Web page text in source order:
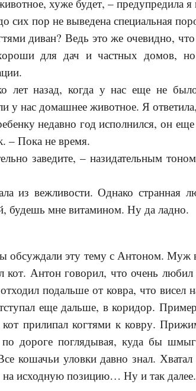
хуже будет, – предупредила я
сих пор не выведена специальная
диван? Ведь это же очевидно,
для дач и частных домов, но
лет назад, когда у нас еще не
у нас домашнее животное. Я
недавно год исполнился, он
– Пока не время.
заведите, – назидательным
из вежливости. Однако странная
будешь мне витамином. Ну да ладно.
обсуждали эту тему с Антоном. Муж
кот. Антон говорил, что очень
подальше от ковра, что висел
еще дальше, в коридор.
кот прилипал когтями к ковру.
по дороге поглядывая, куда бы
кошачьи уловки давно знал.
на исходную позицию… Ну и так